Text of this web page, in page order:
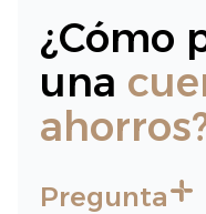
¿Cómo
una
Pregunta